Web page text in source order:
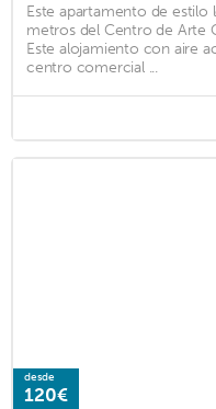
Este apartamento de
metros del Centro de Arte
Este alojamiento con aire
centro comercial ...
desde
120€